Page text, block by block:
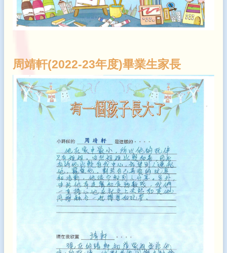
周靖軒(2022-23年度)畢業生家長